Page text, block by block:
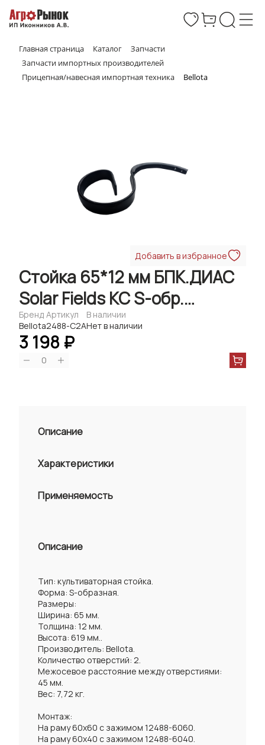
Главная страница Каталог
Запчасти
Запчасти импортных производителей
Прицепная/навесная импортная техника
Bellota
Добавить в избранное
Стойка 65*12 мм БПК.ДИАС
Solar Fields КС S-обр.
(TILLERMASTER,) Bellota
Бренд
Bellota
Артикул
2488-C2A
В наличии
Нет в наличии
3 198 ₽
0
Описание
Характеристики
Применяемость
Описание
Тип: культиваторная стойка.
Форма: S-образная.
Размеры:
Ширина: 65 мм.
Толщина: 12 мм.
Высота: 619 мм..
Производитель: Bellota.
Количество отверстий: 2.
Межосевое расстояние между отверстиями:
45 мм.
Вес: 7,72 кг.
Монтаж:
На раму 60x60 с зажимом 12488-6060.
На раму 60x40 с зажимом 12488-6040.